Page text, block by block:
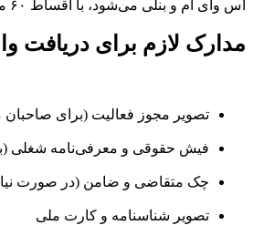
اس وای ام و بنلی می‌شود، با اقساط ۶۰ ماهه خریداری کنند.
مدارک لازم برای دریافت
تصویر مجوز فعالیت (برای
فیش حقوقی و معرفی‌نامه شغلی
چک متقاضی و ضامن (در صورت
تصویر شناسنامه و کارت ملی